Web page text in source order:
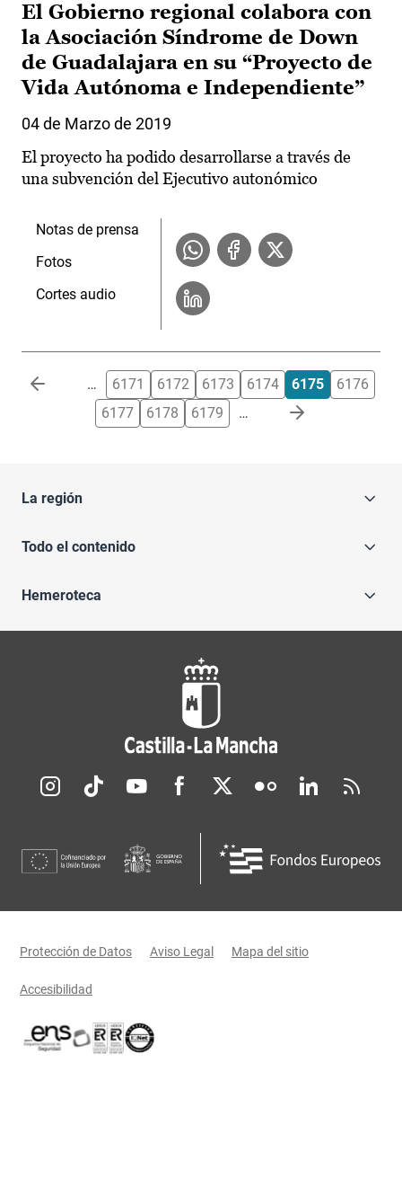
El Gobierno regional colabora con
la Asociación Síndrome de Down
de Guadalajara en su “Proyecto de
Vida Autónoma e Independiente”
04 de Marzo de 2019
El proyecto ha podido desarrollarse a través de
una subvención del Ejecutivo autonómico
Notas de prensa
Fotos
Cortes audio
Paginación … 6171 6172 6173 6174 6175
6176
6177
6178 6179 …
La región
Todo el contenido
Hemeroteca
Redes sociales JCCM
Menú legal
Protección de Datos Aviso Legal Mapa del sitio
Accesibilidad